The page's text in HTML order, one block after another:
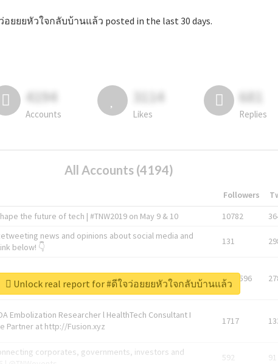
อยยยหัวใจกลับบ้านแล้ว posted in the last 30 days.
4194
Accounts
3114
Likes
681
Replies
All Accounts (4194)
Followers
the future of tech | #TNW2019 on May 9 & 10 10782
news and opinions about social media and
below! 👇
131
1743596
Embolization Researcher l HealthTech Consultant I
Partner at http://Fusion.xyz
1717
corporates, governments, investors and
592 91
Unlock real report for #ดีใจว่อยยยหัวใจกลับบ้านแล้ว